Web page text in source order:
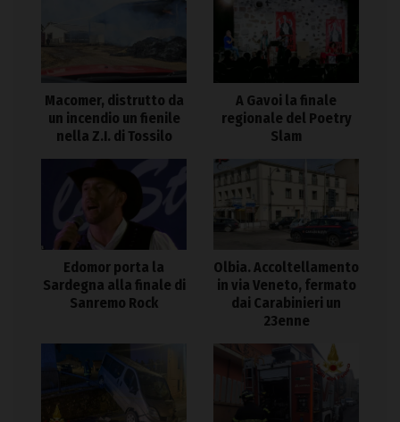
Macomer, distrutto da
un incendio un fienile
nella Z.I. di Tossilo
A Gavoi la finale
regionale del Poetry
Slam
Edomor porta la
Sardegna alla finale di
Sanremo Rock
Olbia. Accoltellamento
in via Veneto, fermato
dai Carabinieri un
23enne